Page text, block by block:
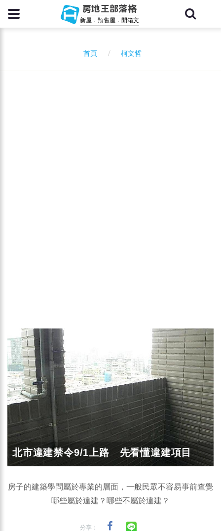
房地王部落格
新屋．預售屋．開箱文
首頁 柯文哲
北市違建禁令9/1上路 先看懂違建項目
房子的建築學問屬於專業的層面，一般民眾不容易事前查覺
哪些屬於違建？哪些不屬於違建？
分享：